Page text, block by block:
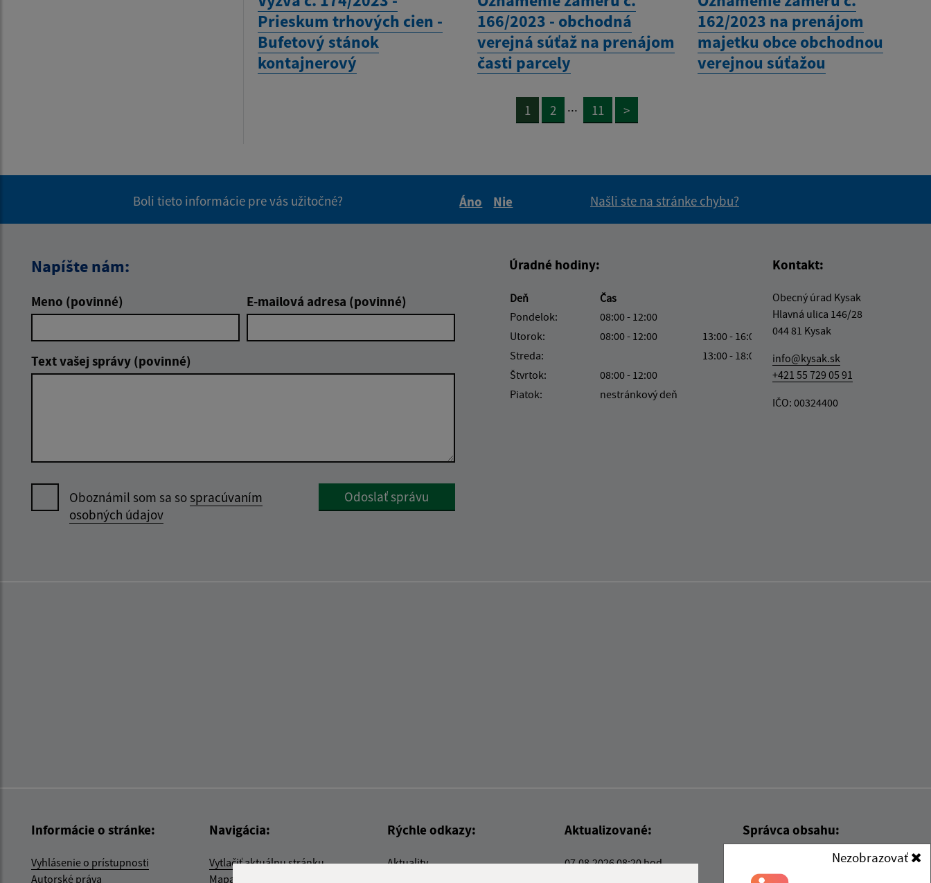
Nezobrazovať
Prieskum trhových cien -
Bufetový stánok
kontajnerový
166/2023 - obchodná
verejná súťaž na prenájom
časti parcely
162/2023 na prenájom
majetku obce obchodnou
verejnou súťažou
1 2 ... 11 >
Boli tieto informácie pre vás užitočné?
Áno
Nie
Našli ste na stránke chybu?
Napíšte nám:
Meno (povinné) E-mailová adresa (povinné)
Text vašej správy (povinné)
Oboznámil som sa sospracúvaním
osobných údajov
Google reCaptcha Response
Odoslať správu
Úradné hodiny:
Deň
Čas
Pondelok:
08:00 - 12:00
Utorok:
08:00 - 12:00
13:00 - 16:00
Streda:
13:00 - 18:00
Štvrtok:
08:00 - 12:00
Piatok:
nestránkový deň
Kontakt:
Obecný úrad Kysak
Hlavná ulica 146/28
044 81 Kysak
info@kysak.sk
+421 55 729 05 91
IČO: 00324400
Informácie o stránke:
Vyhlásenie o prístupnosti
Autorské práva
Navigácia:
Vytlačiť aktuálnu stránku
Mapa stránok
Rýchle odkazy:
Aktuality
Aktualizované:
07.08.2026 08:20 hod.
Správca obsahu:
Správca obsahu je Obec Kysak.
Vytvorené v súlade s